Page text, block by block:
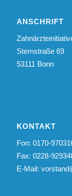
ANSCHRIFT
Sternstraße 69
53111 Bonn
KONTAKT
Fon: 0170-
Fax: 0228-
E-Mail: